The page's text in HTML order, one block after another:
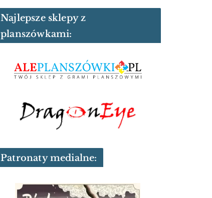
Najlepsze sklepy z
planszówkami:
Patronaty medialne: